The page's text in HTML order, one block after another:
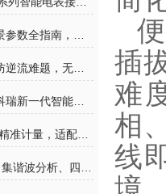
插
难
相
线